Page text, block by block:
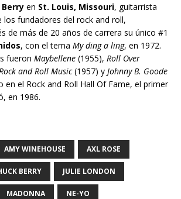
Berry en St. Louis, Missouri, guitarrista
los fundadores del rock and roll,
de más de 20 años de carrera su único #1
, con el tema My ding a ling, en 1972.
fueron Maybellene (1955), Roll Over
Rock and Roll Music(1957) y Johnny B. Goode
en el Rock and Roll Hall Of Fame, el primer
en 1986.
AMY WINEHOUSE AXL ROSE
BERRY JULIE LONDON
MADONNA NE-YO